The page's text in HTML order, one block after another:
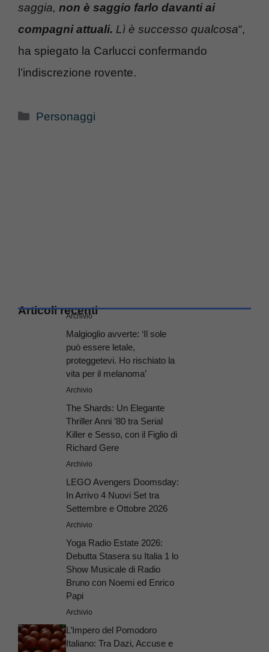
saggia, non è saggio farlo davanti ai
compagni attuali. Lì è successo qualcosa“,
ha spiegato la Carlucci confermando
l’indiscrezione rovente.
Categorie
Personaggi
Articoli recenti
Archivio
Malgioglio avverte: ‘Il sole
può essere letale,
proteggetevi. Ho rischiato la
vita per il melanoma’
Archivio
The Shards: Un Elegante
Thriller Anni ’80 tra Serial
Killer e Sesso, con il Figlio di
Richard Gere
Archivio
LEGO Avengers Doomsday:
In Arrivo 4 Nuovi Set tra
Settembre e Ottobre 2026
Archivio
Yoga Radio Estate 2026:
Debutta Stasera su Italia 1 lo
Show Musicale di Radio
Bruno con Noemi ed Enrico
Papi
Archivio
L’Impero del Pomodoro
Italiano: Tra Dazi, Accuse e